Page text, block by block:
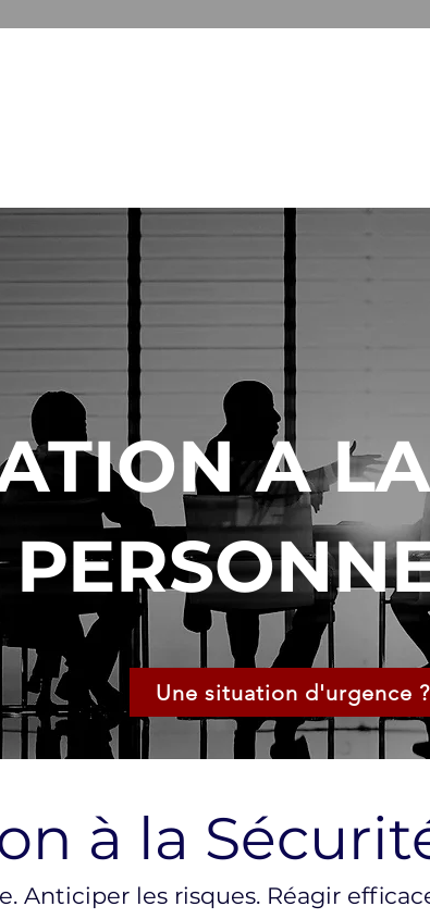
A
Une situation d'urgence ?
à la
Anticiper les risques. Réagir